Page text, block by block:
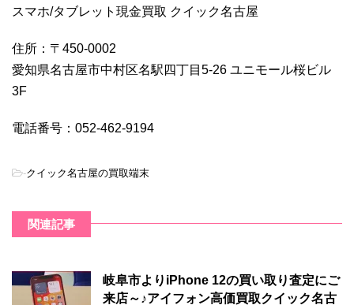
スマホ/タブレット現金買取 クイック名古屋
住所：〒450-0002
愛知県名古屋市中村区名駅四丁目5-26 ユニモール桜ビル
3F
電話番号：052-462-9194
-クイック名古屋の買取端末
関連記事
岐阜市よりiPhone 12の買い取り査定にご
来店～♪アイフォン高価買取クイック名古